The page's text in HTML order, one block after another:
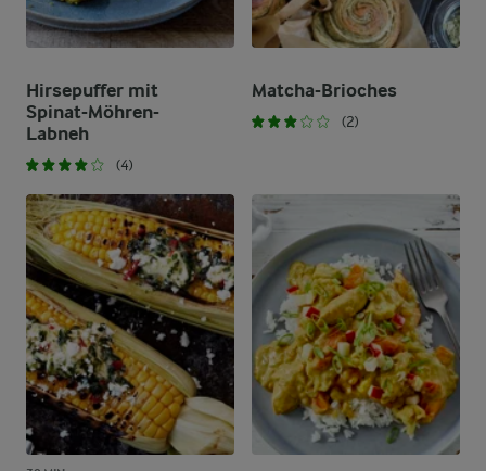
Hirsepuffer mit
Spinat-Möhren-
Labneh
(4)
Matcha-Brioches
(2)